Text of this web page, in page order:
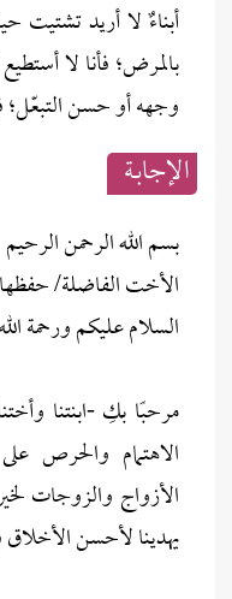
أبناءٌ لا أريد تشتيت
بالمرض؛ فأنا لا
وجهه أو حسن التبعّل؛
الإجابــة
بسم الله الرحمن الرحيم
الأخت الفاضلة/ حفظها
السلام عليكم ورحمة
مرحبًا بكِ -ابنتنا
الاهتمام والحرص
الأزواج والزوجات
يهدينا لأحسن